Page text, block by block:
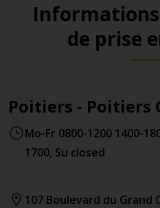
de prise
Poitiers - Poitiers
Mo-Fr 0800-1200 1400-
1700, Su closed
107 Boulevard du Grand